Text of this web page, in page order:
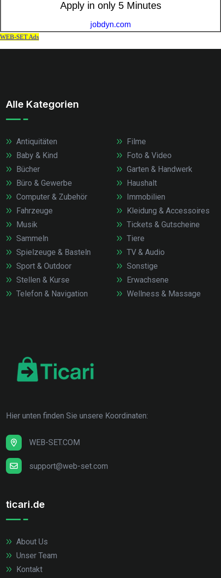
Alle Kategorien
Antiquitäten
Baby & Kind
Bücher
Büro & Gewerbe
Computer & Zubehör
Fahrzeuge
Filme
Foto & Video
Garten & Handwerk
Haushalt
Immobilien
Kleidung & Accessoires
Musik
Sammeln
Spielzeuge & Basteln
Sport & Outdoor
Stellen & Kurse
Telefon & Navigation
Tickets & Gutscheine
Tiere
TV & Audio
Sonstige
Erwachsene
Wellness & Massage
Hier unten finden Sie unsere Koordinaten:
WEB-SET.COM
support@web-set.com
ticari.de
About Us
Unser Team
Kontakt